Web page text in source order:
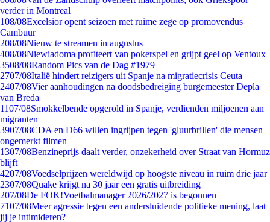
verder in Montreal
108/08Excelsior opent seizoen met ruime zege op promovendus
Cambuur
208/08Nieuw te streamen in augustus
408/08Niewiadoma profiteert van pokerspel en grijpt geel op Ventoux
3508/08Random Pics van de Dag #1979
2707/08Italië hindert reizigers uit Spanje na migratiecrisis Ceuta
2407/08Vier aanhoudingen na doodsbedreiging burgemeester Depla
van Breda
1107/08Smokkelbende opgerold in Spanje, verdienden miljoenen aan
migranten
3907/08CDA en D66 willen ingrijpen tegen 'gluurbrillen' die mensen
ongemerkt filmen
1307/08Benzineprijs daalt verder, onzekerheid over Straat van Hormuz
blijft
4207/08Voedselprijzen wereldwijd op hoogste niveau in ruim drie jaar
2307/08Quake krijgt na 30 jaar een gratis uitbreiding
207/08De FOK!Voetbalmanager 2026/2027 is begonnen
7107/08Meer agressie tegen een andersluidende politieke mening, laat
jij je intimideren?